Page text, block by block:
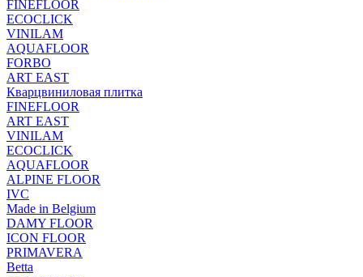
FINEFLOOR
ECOCLICK
VINILAM
AQUAFLOOR
FORBO
ART EAST
Кварцвиниловая плитка
FINEFLOOR
ART EAST
VINILAM
ECOCLICK
AQUAFLOOR
ALPINE FLOOR
IVC
Made in Belgium
DAMY FLOOR
ICON FLOOR
PRIMAVERA
Betta